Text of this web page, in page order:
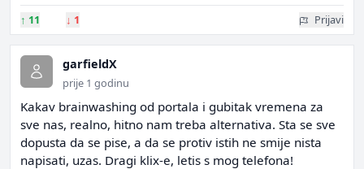
↑ 11 ↓ 1 Prijavi
garfieldX
prije 1 godinu
Kakav brainwashing od portala i gubitak vremena za
sve nas, realno, hitno nam treba alternativa. Sta se sve
dopusta da se pise, a da se protiv istih ne smije nista
napisati, uzas. Dragi klix-e, letis s mog telefona!